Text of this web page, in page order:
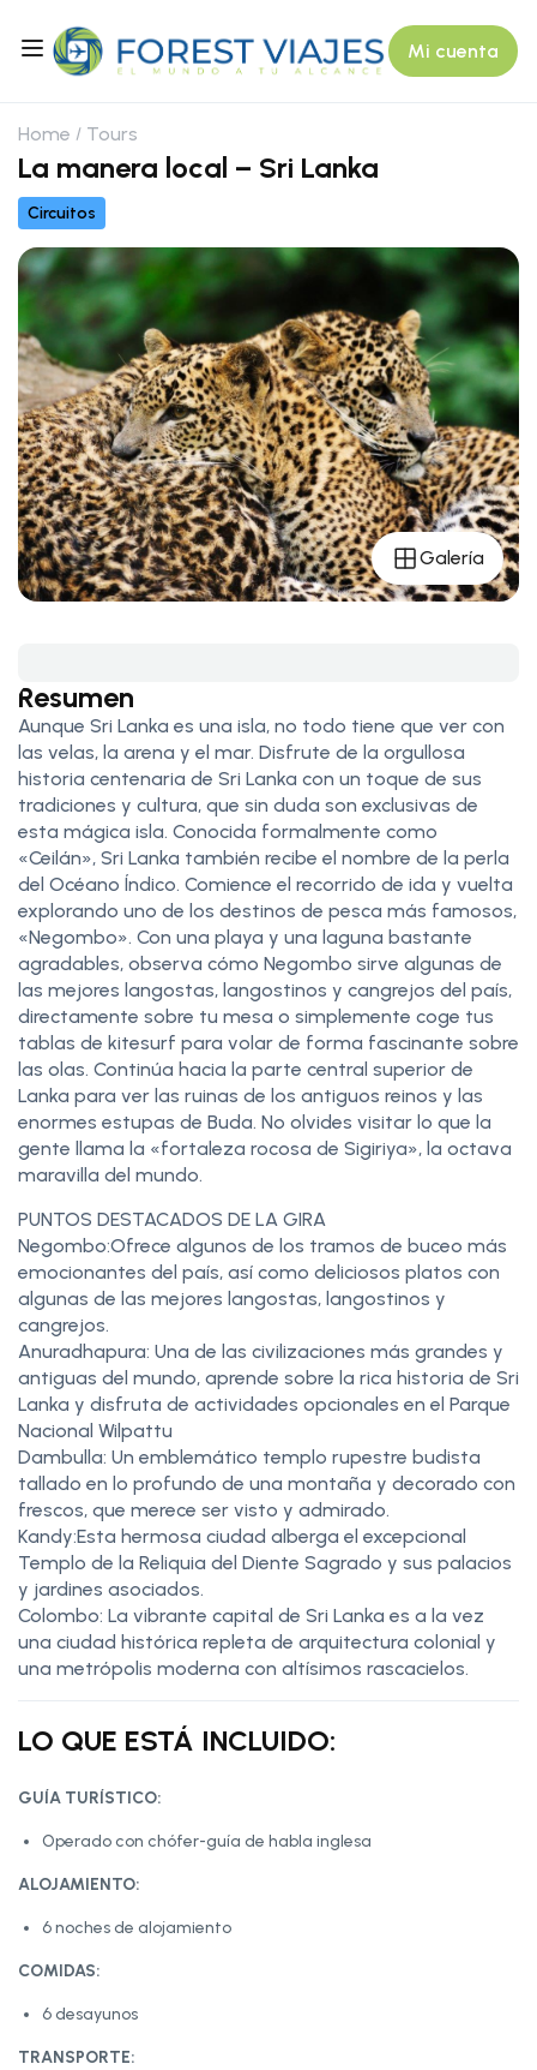
Mi cuenta
Home Tours
La manera local – Sri Lanka
Circuitos
Galería
Resumen
Aunque Sri Lanka es una isla, no todo tiene que ver con
las velas, la arena y el mar. Disfrute de la orgullosa
historia centenaria de Sri Lanka con un toque de sus
tradiciones y cultura, que sin duda son exclusivas de
esta mágica isla. Conocida formalmente como
«Ceilán», Sri Lanka también recibe el nombre de la perla
del Océano Índico. Comience el recorrido de ida y vuelta
explorando uno de los destinos de pesca más famosos,
«Negombo». Con una playa y una laguna bastante
agradables, observa cómo Negombo sirve algunas de
las mejores langostas, langostinos y cangrejos del país,
directamente sobre tu mesa o simplemente coge tus
tablas de kitesurf para volar de forma fascinante sobre
las olas. Continúa hacia la parte central superior de
Lanka para ver las ruinas de los antiguos reinos y las
enormes estupas de Buda. No olvides visitar lo que la
gente llama la «fortaleza rocosa de Sigiriya», la octava
maravilla del mundo.
PUNTOS DESTACADOS DE LA GIRA
Negombo:Ofrece algunos de los tramos de buceo más
emocionantes del país, así como deliciosos platos con
algunas de las mejores langostas, langostinos y
cangrejos.
Anuradhapura: Una de las civilizaciones más grandes y
antiguas del mundo, aprende sobre la rica historia de Sri
Lanka y disfruta de actividades opcionales en el Parque
Nacional Wilpattu
Dambulla: Un emblemático templo rupestre budista
tallado en lo profundo de una montaña y decorado con
frescos, que merece ser visto y admirado.
Kandy:Esta hermosa ciudad alberga el excepcional
Templo de la Reliquia del Diente Sagrado y sus palacios
y jardines asociados.
Colombo: La vibrante capital de Sri Lanka es a la vez
una ciudad histórica repleta de arquitectura colonial y
una metrópolis moderna con altísimos rascacielos.
LO QUE ESTÁ INCLUIDO:
GUÍA TURÍSTICO:
Operado con chófer-guía de habla inglesa
ALOJAMIENTO:
6 noches de alojamiento
COMIDAS:
6 desayunos
TRANSPORTE: